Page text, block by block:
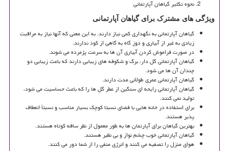
نحوه تکثیر گیاهان آپارتمانی
ویژگی های مشترک برای گیاهان آپارتمانی
گیاهان آپارتمانی به نگهداری کمی نیاز دارند. به این معنی که آنها نیاز به مراقبت
زیادی به غیر از آبیاری و دوز گاه به گاهی از کود ندارند.
در صورت فراموش کردن آبیاری آن ها به سرعت پژمرده می شوند.
گیاهان آپارتمانی گل دار، برگ و شکوفه های زیبایی دارند که باعث زیبایی دو
چندان آن ها می شود.
گیاهان آپارتمانی عمری طولانی مدت دارند.
گیاهان آپارتمانی رایحه ای سنگین از عطر گل ها را که باعث حساسیت می شود،
تولید نمی کنند.
برای استفاده در خانه هایی با فضای نسبتا کوچک بسیار مناسب و نسبتاً انعطاف
پذیر هستند.
بهترین گیاهان برای آپارتمان ها به طور معمول از نظر ساقه کوتاه هستند.
گیاهان آپارتمانی خوب چشم نواز و بی نظیر هستند.
هوای منزل را تصفیه می کنند و انرژی منفی را از شما دور می کنند.